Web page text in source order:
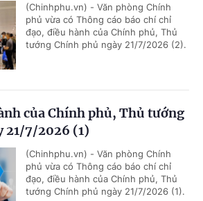
(Chinhphu.vn) - Văn phòng Chính
phủ vừa có Thông cáo báo chí chỉ
đạo, điều hành của Chính phủ, Thủ
tướng Chính phủ ngày 21/7/2026 (2).
của Chính phủ, Thủ tướng
21/7/2026 (1)
(Chinhphu.vn) - Văn phòng Chính
phủ vừa có Thông cáo báo chí chỉ
đạo, điều hành của Chính phủ, Thủ
tướng Chính phủ ngày 21/7/2026 (1).